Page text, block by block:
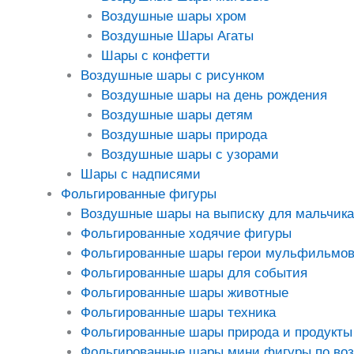
Воздушные шары хром
Воздушные Шары Агаты
Шары с конфетти
Воздушные шары с рисунком
Воздушные шары на день рождения
Воздушные шары детям
Воздушные шары природа
Воздушные шары с узорами
Шары с надписями
Фольгированные фигуры
Воздушные шары на выписку для мальчика
Фольгированные ходячие фигуры
Фольгированные шары герои мульфильмов
Фольгированные шары для события
Фольгированные шары животные
Фольгированные шары техника
Фольгированные шары природа и продукты